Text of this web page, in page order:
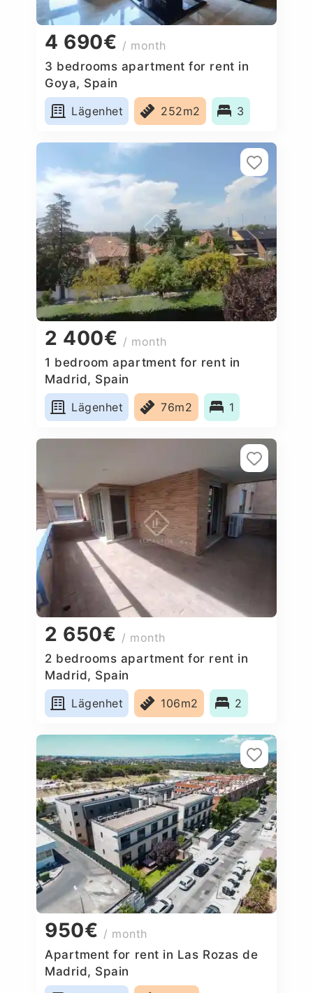
4 690€ / month
3 bedrooms apartment for rent in
Goya, Spain
Lägenhet
252m2 3
2 400€ / month
1 bedroom apartment for rent in
Madrid, Spain
Lägenhet
76m2 1
2 650€ / month
2 bedrooms apartment for rent in
Madrid, Spain
Lägenhet
106m2 2
950€ / month
Apartment for rent in Las Rozas de
Madrid, Spain